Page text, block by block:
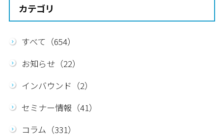
カテゴリ
すべて（654）
お知らせ（22）
インバウンド（2）
セミナー情報（41）
コラム（331）